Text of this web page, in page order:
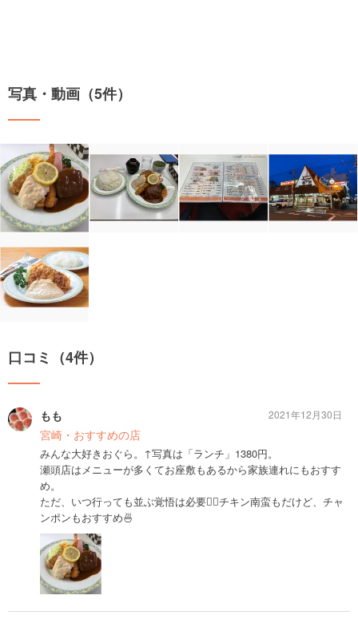
写真・動画（5件）
口コミ（4件）
もも
宮崎・おすすめの店
みんな大好きおぐら。↑写真は「ランチ」1380円。
瀬頭店はメニューが多くてお座敷もあるから家族連れにもおすす
め。
ただ、いつ行っても並ぶ覚悟は必要✊🏻チキン南蛮もだけど、チャ
ンポンもおすすめ🍜
2021年12月30日